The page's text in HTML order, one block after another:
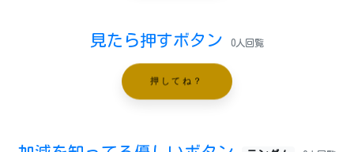
見たら押すボタン 0人回覧
押してね？